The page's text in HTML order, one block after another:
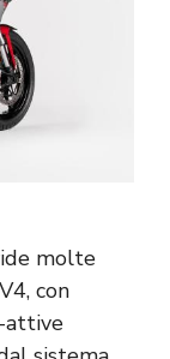
molte
con
attive